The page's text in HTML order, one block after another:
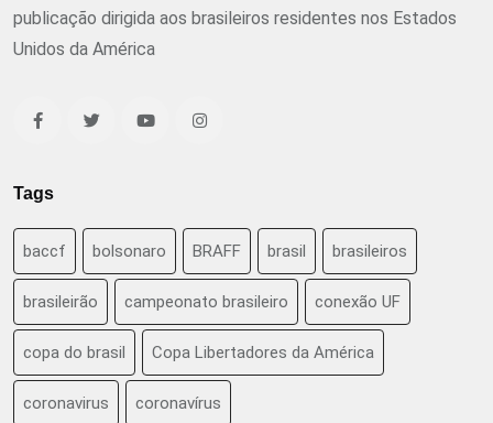
publicação dirigida aos brasileiros residentes nos Estados
Unidos da América
Tags
baccf bolsonaro BRAFF brasil brasileiros
brasileirão campeonato brasileiro conexão UF
copa do brasil Copa Libertadores da América
coronavirus coronavírus